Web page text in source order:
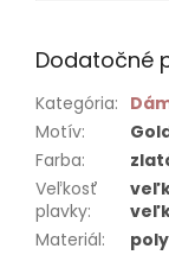
Dodatočné
Kategória:
Motív:
Farba:
Veľkosť
plavky:
Materiál: